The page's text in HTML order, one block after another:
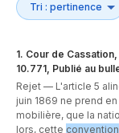
1. Cour de
10.771, Publié au
Rejet — L'article 5
juin 1869 ne prend
mobilière, que la
lors, cette convention